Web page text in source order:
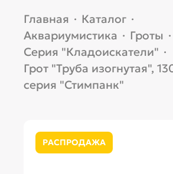
Главная · Каталог ·
Аквариумистика · Гроты ·
Серия "Кладоискатели" ·
Грот "Труба изогнутая",
серия "Стимпанк"
РАСПРОДАЖА